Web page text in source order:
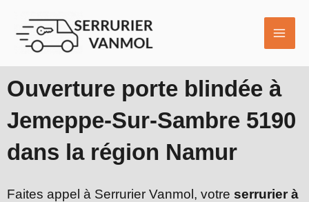
contenu
Ouverture porte blindée à
Jemeppe-Sur-Sambre 5190
dans la région Namur
Faites appel à Serrurier Vanmol, votre serrurier à